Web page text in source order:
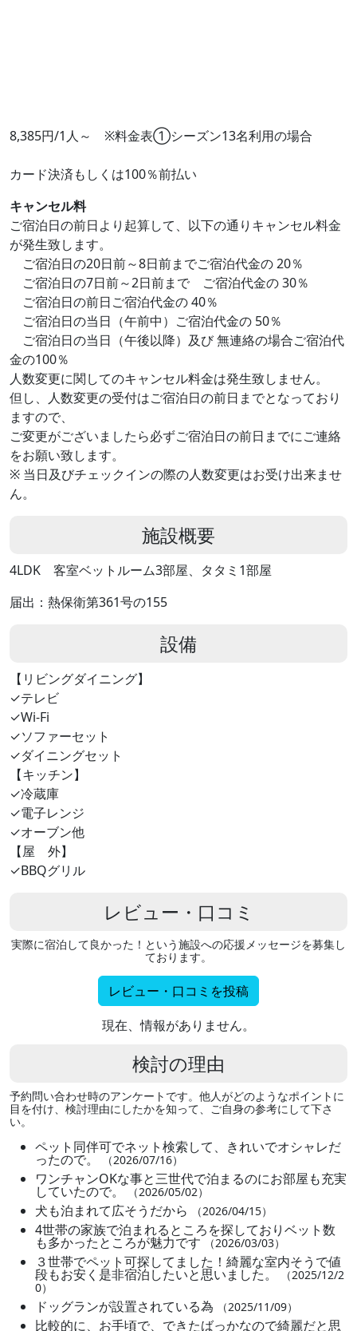
8,385円/1人～ ※料金表①シーズン13名利用の場合
カード決済もしくは100％前払い
キャンセル料
ご宿泊日の前日より起算して、以下の通りキャンセル料金
が発生致します。
ご宿泊日の20日前～8日前までご宿泊代金の 20％
ご宿泊日の7日前～2日前まで ご宿泊代金の 30％
ご宿泊日の前日ご宿泊代金の 40％
ご宿泊日の当日（午前中）ご宿泊代金の 50％
ご宿泊日の当日（午後以降）及び 無連絡の場合ご宿泊代
金の100％
人数変更に関してのキャンセル料金は発生致しません。
但し、人数変更の受付はご宿泊日の前日までとなっており
ますので、
ご変更がございましたら必ずご宿泊日の前日までにご連絡
をお願い致します。
※ 当日及びチェックインの際の人数変更はお受け出来ませ
ん。
施設概要
4LDK 客室ベットルーム3部屋、タタミ1部屋
届出：熱保衛第361号の155
設備
【リビングダイニング】
✓テレビ
✓Wi-Fi
✓ソファーセット
✓ダイニングセット
【キッチン】
✓冷蔵庫
✓電子レンジ
✓オーブン他
【屋 外】
✓BBQグリル
レビュー・口コミ
実際に宿泊して良かった！という施設への応援メッセージを募集し
ております。
レビュー・口コミを投稿
現在、情報がありません。
検討の理由
予約問い合わせ時のアンケートです。他人がどのようなポイントに
目を付け、検討理由にしたかを知って、ご自身の参考にして下さ
い。
ペット同伴可でネット検索して、きれいでオシャレだ
ったので。 （2026/07/16）
ワンチャンOKな事と三世代で泊まるのにお部屋も充実
していたので。 （2026/05/02）
犬も泊まれて広そうだから （2026/04/15）
4世帯の家族で泊まれるところを探しておりベット数
も多かったところが魅力です （2026/03/03）
３世帯でペット可探してました！綺麗な室内そうで値
段もお安く是非宿泊したいと思いました。
（2025/12/2
0）
ドッグランが設置されている為 （2025/11/09）
比較的に、お手頃で、できたばっかなので綺麗だと思